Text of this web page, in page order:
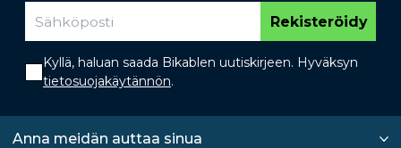
Rekisteröidy
Kyllä, haluan saada Bikablen uutiskirjeen. Hyväksyn
tietosuojakäytännön.
Anna meidän auttaa sinua